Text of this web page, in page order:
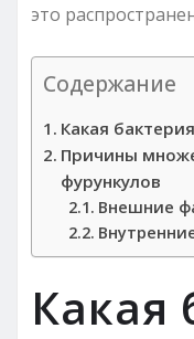
это
Содержание
Какая
Причины
фурункулов
Внешние
Какая